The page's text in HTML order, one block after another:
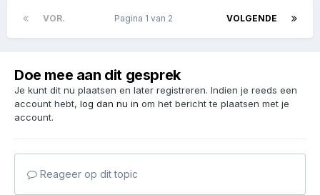
VOR. VOLGENDE
Pagina 1 van 2
Doe mee aan dit gesprek
Je kunt dit nu plaatsen en later registreren. Indien je reeds een
account hebt, log dan nu in om het bericht te plaatsen met je
account.
Reageer op dit topic